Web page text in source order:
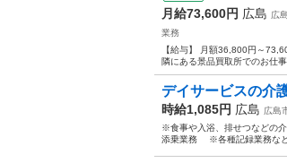
月給73,600円 広島 広
業務
【給与】 月額36,800円～
隣にある景品買取所でのお仕
デイサービスの介
時給1,085円 広島 広島
※食事や入浴、排せつなど
添乗業務 ※各種記録業務な